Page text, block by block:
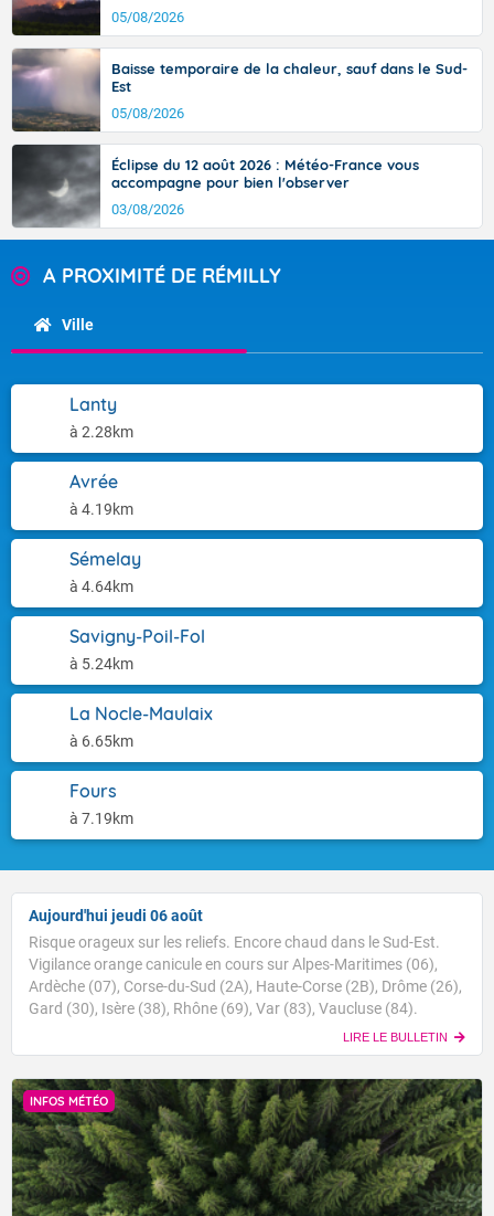
05/08/2026
Baisse temporaire de la chaleur, sauf dans le Sud-
Est
05/08/2026
Éclipse du 12 août 2026 : Météo-France vous
accompagne pour bien l'observer
03/08/2026
A PROXIMITÉ DE RÉMILLY
Ville
Lanty
à 2.28km
Avrée
à 4.19km
Sémelay
à 4.64km
Savigny-Poil-Fol
à 5.24km
La Nocle-Maulaix
à 6.65km
Fours
à 7.19km
Aujourd'hui jeudi 06 août
Risque orageux sur les reliefs. Encore chaud dans le Sud-Est.
Vigilance orange canicule en cours sur Alpes-Maritimes (06),
Ardèche (07), Corse-du-Sud (2A), Haute-Corse (2B), Drôme (26),
Gard (30), Isère (38), Rhône (69), Var (83), Vaucluse (84).
LIRE LE BULLETIN
INFOS MÉTÉO